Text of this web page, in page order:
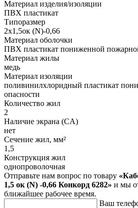
Материал изделия/изоляции
ПВХ пластикат
Типоразмер
2х1,5ок (N)-0,66
Материал оболочки
ПВХ пластикат пониженной
Материал жилы
медь
Материал изоляции
поливинилхлоридный пластикат
опасности
Количество жил
2
Наличие экрана (CA)
нет
Сечение жил, мм²
1,5
Конструкция жил
однопроволочная
Отправьте нам вопрос по товару
1,5 ок (N) -0,66 Конкорд 6282» и мы
ближайшее рабочее время.
Ваш